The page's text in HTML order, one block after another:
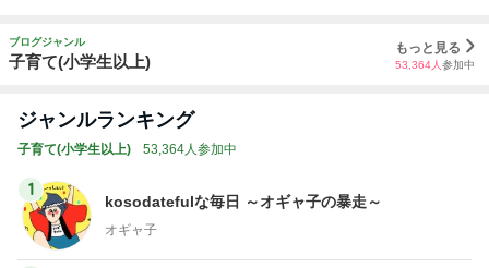
ブログジャンル
子育て(小学生以上)
もっと見る
53,364 人 参加中
ジャンルランキング
子育て(小学生以上) 53,364人参加中
1
kosodatefulな毎日 ～オギャ子の暴走～
オギャ子